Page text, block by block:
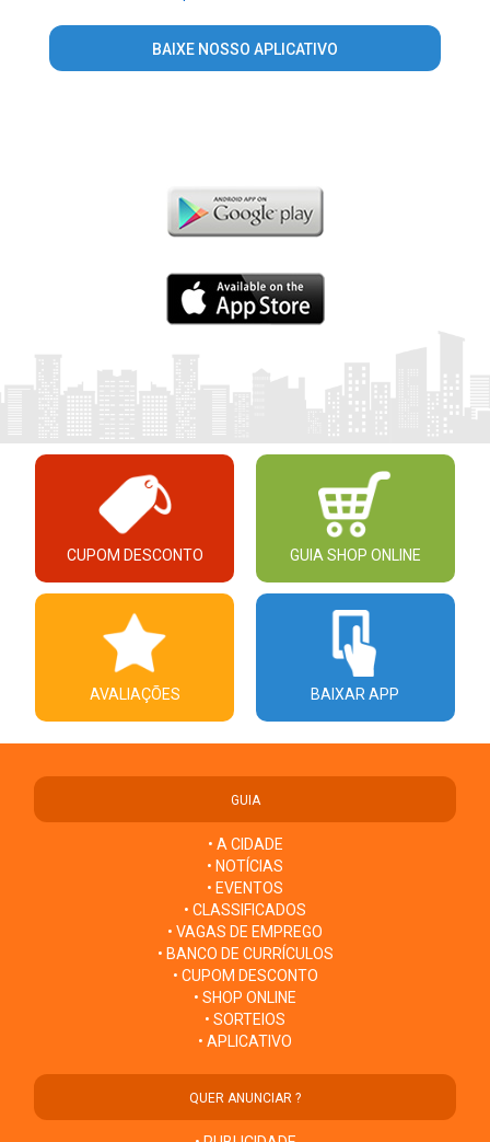
BAIXE NOSSO APLICATIVO
CUPOM DESCONTO GUIA SHOP ONLINE
AVALIAÇÕES BAIXAR APP
GUIA
• A CIDADE
• NOTÍCIAS
• EVENTOS
• CLASSIFICADOS
• VAGAS DE EMPREGO
• BANCO DE CURRÍCULOS
• CUPOM DESCONTO
• SHOP ONLINE
• SORTEIOS
• APLICATIVO
QUER ANUNCIAR ?